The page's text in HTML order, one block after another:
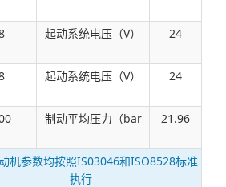
起动系统电压（V） 24
起动系统电压（V） 24
制动平均压力（bar 21.96
机参数均按照IS03046和ISO8528标准
执行